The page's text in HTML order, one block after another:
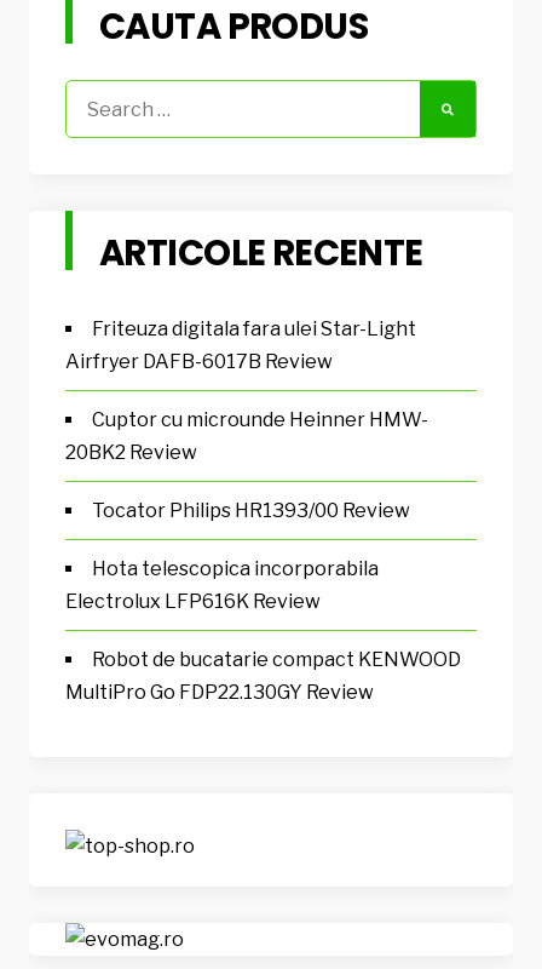
CAUTA PRODUS
for:
ARTICOLE RECENTE
Friteuza digitala fara ulei Star-Light
Airfryer DAFB-6017B Review
Cuptor cu microunde Heinner HMW-
20BK2 Review
Tocator Philips HR1393/00 Review
Hota telescopica incorporabila
Electrolux LFP616K Review
Robot de bucatarie compact KENWOOD
MultiPro Go FDP22.130GY Review